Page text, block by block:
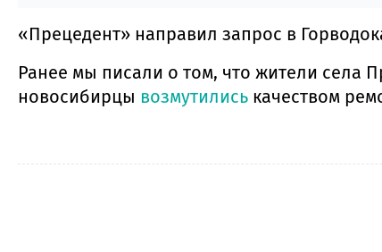
«Прецедент» направил запрос в
Ранее мы писали о том, что жители села
новосибирцы возмутились качеством